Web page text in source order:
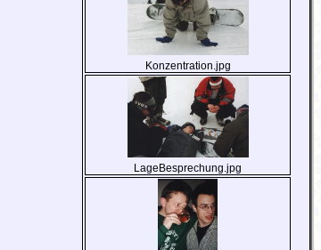
Konzentration.jpg
LageBesprechung.jpg